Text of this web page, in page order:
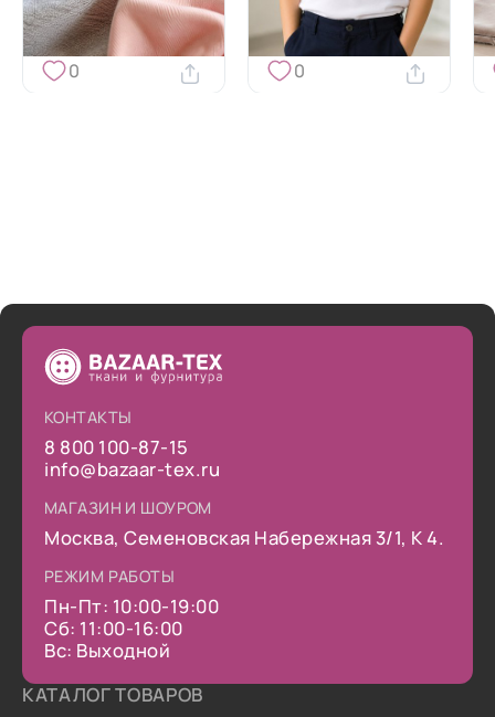
0 0
КОНТАКТЫ
8 800 100-87-15
info@bazaar-tex.ru
МАГАЗИН И ШОУРОМ
Москва, Семеновская Набережная 3/1, К 4.
РЕЖИМ РАБОТЫ
Пн-Пт: 10:00-19:00
Сб: 11:00-16:00
Вс: Выходной
КАТАЛОГ ТОВАРОВ